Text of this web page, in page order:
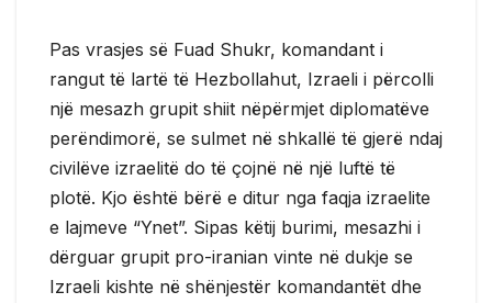
Pas vrasjes së Fuad Shukr, komandant i
rangut të lartë të Hezbollahut, Izraeli i përcolli
një mesazh grupit shiit nëpërmjet diplomatëve
perëndimorë, se sulmet në shkallë të gjerë ndaj
civilëve izraelitë do të çojnë në një luftë të
plotë. Kjo është bërë e ditur nga faqja izraelite
e lajmeve “Ynet”. Sipas këtij burimi, mesazhi i
dërguar grupit pro-iranian vinte në dukje se
Izraeli kishte në shënjestër komandantët dhe